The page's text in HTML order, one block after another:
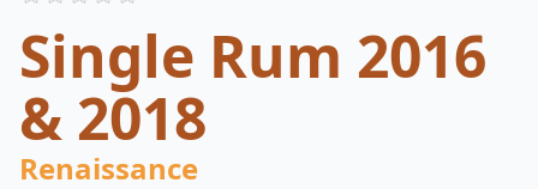
Single Rum 2016
& 2018
Renaissance